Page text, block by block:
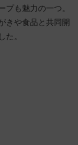
プも魅力の一つ。
きや食品と共同開
た。